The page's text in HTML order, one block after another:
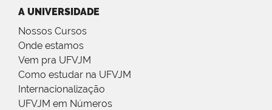
A UNIVERSIDADE
Nossos Cursos
Onde estamos
Vem pra UFVJM
Como estudar na UFVJM
Internacionalização
UFVJM em Números